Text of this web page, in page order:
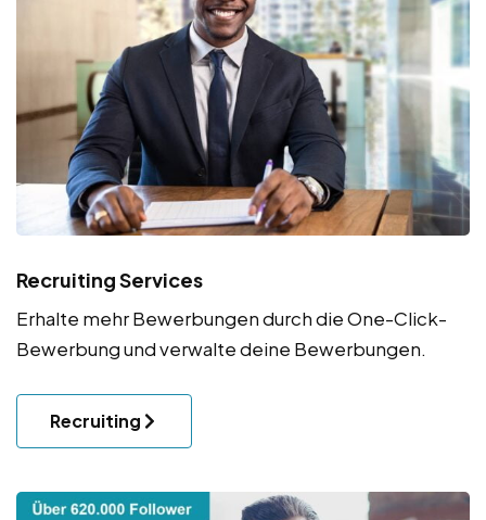
Recruiting Services
Erhalte mehr Bewerbungen durch die One-Click-
Bewerbung und verwalte deine Bewerbungen.
Recruiting